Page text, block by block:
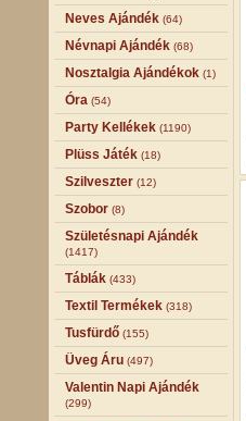
Neves Ajándék (64)
Névnapi Ajándék (68)
Nosztalgia Ajándékok (1)
Óra (54)
Party Kellékek (1190)
Plüss Játék (18)
Szilveszter (12)
Szobor (8)
Születésnapi Ajándék
(1417)
Táblák (433)
Textil Termékek (318)
Tusfürdő (155)
Üveg Áru (497)
Valentin Napi Ajándék
(299)